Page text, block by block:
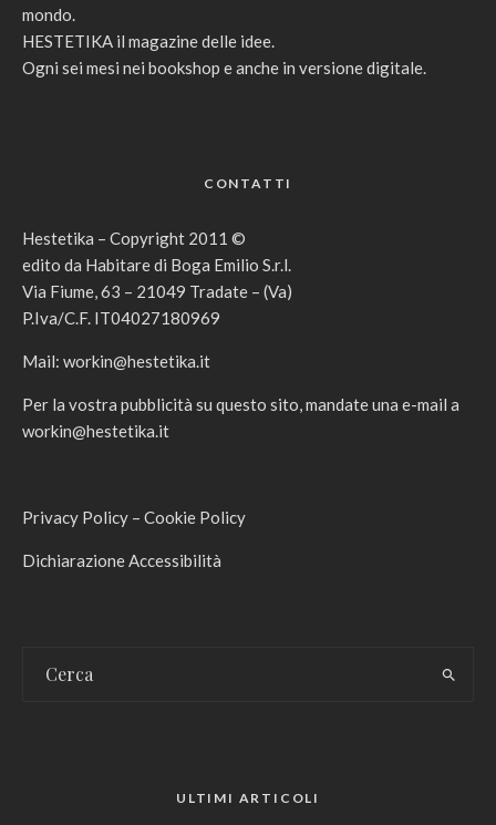
mondo.
HESTETIKA il magazine delle idee.
Ogni sei mesi nei bookshop e anche in versione digitale.
CONTATTI
Hestetika – Copyright 2011 ©
edito da Habitare di Boga Emilio S.r.l.
Via Fiume, 63 – 21049 Tradate – (Va)
P.Iva/C.F. IT04027180969
Mail: workin@hestetika.it
Per la vostra pubblicità su questo sito, mandate una e-mail a
workin@hestetika.it
Privacy Policy – Cookie Policy
Dichiarazione Accessibilità
ULTIMI ARTICOLI